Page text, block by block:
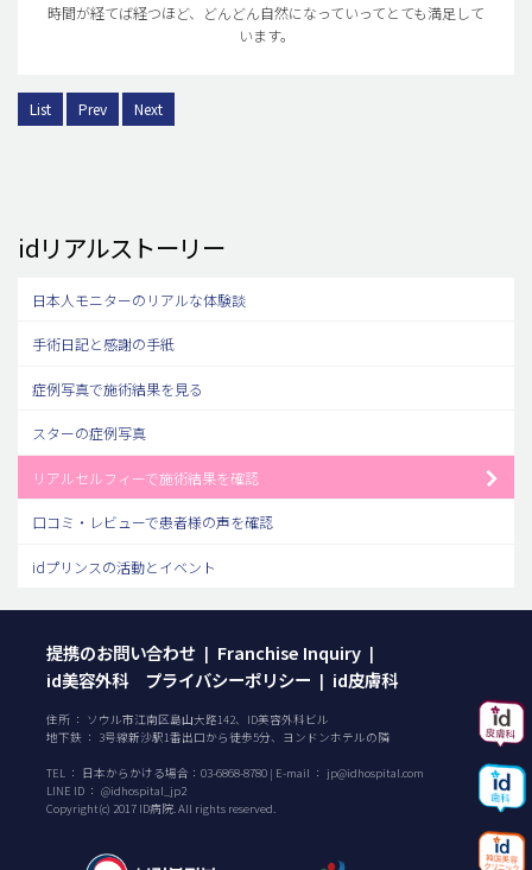
時間が経てば経つほど、どんどん自然になっていってとても満足して
います。
List Prev Next
idリアルストーリー
日本人モニターのリアルな体験談
手術日記と感謝の手紙
症例写真で施術結果を見る
スターの症例写真
リアルセルフィーで施術結果を確認
口コミ・レビューで患者様の声を確認
idプリンスの活動とイベント
提携のお問い合わせ | Franchise Inquiry |
id美容外科 プライバシーポリシー | id皮膚科
住所 ： ソウル市江南区島山大路142、ID美容外科ビル
地下鉄 ： 3号線新沙駅1番出口から徒歩5分、ヨンドンホテルの隣
TEL ： 日本からかける場合： 03-6868-8780 | E-mail ： jp@idhospital.com
LINE ID ： @idhospital_jp2
Copyright(c) 2017 ID病院. All rights reserved.